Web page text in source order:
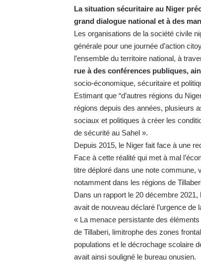
La situation sécuritaire au Niger
grand dialogue national et à des
Les organisations de la société civile
générale pour une journée d’action
l’ensemble du territoire national, à
rue à des conférences publiques,
socio-économique, sécuritaire et
Estimant que “d’autres régions du
régions depuis des années, plusieurs
sociaux et politiques à créer les
de sécurité au Sahel ».
Depuis 2015, le Niger fait face à une
Face à cette réalité qui met à mal
titre déploré dans une note commune,
notamment dans les régions de
Dans un rapport le 20 décembre
avait de nouveau déclaré l’urgence de
« La menace persistante des
de Tillaberi, limitrophe des zones
populations et le décrochage scolaire
avait ainsi souligné le bureau onusien.